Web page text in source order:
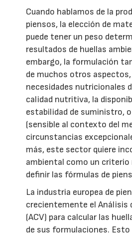
Cuando hablamos de la
piensos, la elección de
puede tener un peso
resultados de huellas
embargo, la formulación
de muchos otros
necesidades nutricionales
calidad nutritiva, la
estabilidad de suministro,
(sensible al contexto del
circunstancias
más, este sector quiere
ambiental como un criterio
definir las fórmulas de
La industria europea de
crecientemente el Análisis
(ACV) para calcular las
de sus formulaciones.